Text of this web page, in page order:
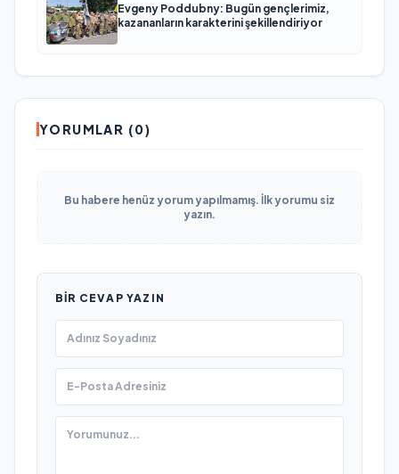
Evgeny Poddubny: Bugün gençlerimiz,
kazananların karakterini şekillendiriyor
YORUMLAR (0)
Bu habere henüz yorum yapılmamış. İlk yorumu siz
yazın.
BIR CEVAP YAZIN